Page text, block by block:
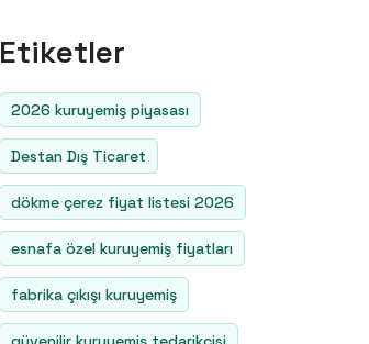
Etiketler
2026 kuruyemiş piyasası
Destan Dış Ticaret
dökme çerez fiyat listesi 2026
esnafa özel kuruyemiş fiyatları
fabrika çıkışı kuruyemiş